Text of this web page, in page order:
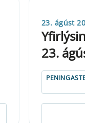
23. ágúst
23.